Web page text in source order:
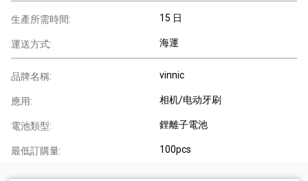
生產所需時間: 15 日
運送方式: 海運
品牌名稱: vinnic
應用: 相机/电动牙刷
電池類型: 鋰離子電池
最低訂購量: 100pcs